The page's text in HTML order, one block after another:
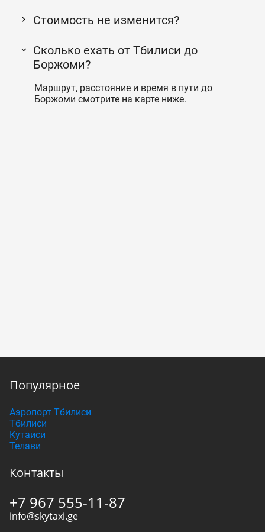
Стоимость не изменится?
Сколько ехать от Тбилиси до
Боржоми?
Маршрут, расстояние и время в пути до
Боржоми смотрите на карте ниже.
Популярное
Аэропорт Тбилиси
Тбилиси
Кутаиси
Телави
Контакты
+7 967 555-11-87
info@skytaxi.ge